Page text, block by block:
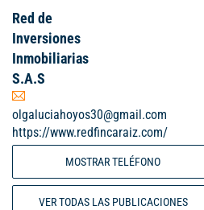
Red de
Inversiones
Inmobiliarias
S.A.S
olgaluciahoyos30@gmail.com
https://www.redfincaraiz.com/
MOSTRAR TELÉFONO
VER TODAS LAS PUBLICACIONES